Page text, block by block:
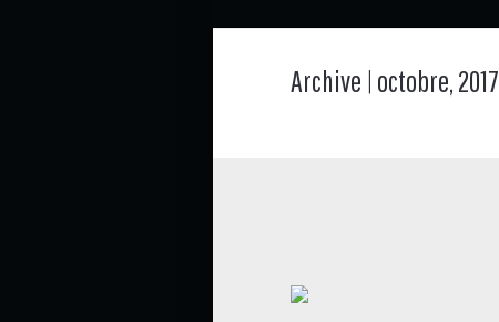
Archive | octobre, 2017